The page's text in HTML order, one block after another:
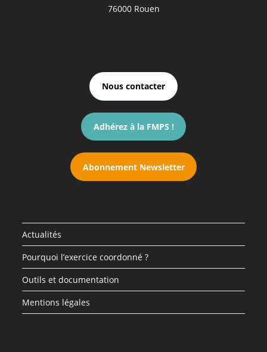
76000 Rouen
Nous contacter
Adhérez à la FMPS !
Abonnement Newsletter
Actualités
Pourquoi l’exercice coordonné ?
Outils et documentation
Mentions légales